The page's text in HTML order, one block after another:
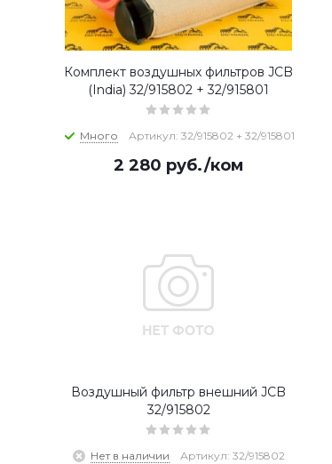
Комплект воздушных фильтров JCB
(India) 32/915802 + 32/915801
Много Артикул: 32/915802 + 32/915801
2 280 руб./ком
Воздушный фильтр внешний JCB
32/915802
Нет в наличии Артикул: 32/915802